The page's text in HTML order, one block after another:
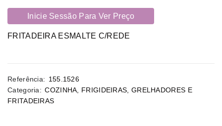
Inicie Sessão Para Ver Preço
FRITADEIRA ESMALTE C/REDE
Referência: 155.1526
Categoria: COZINHA
FRIGIDEIRAS, GRELHADORES E
FRITADEIRAS